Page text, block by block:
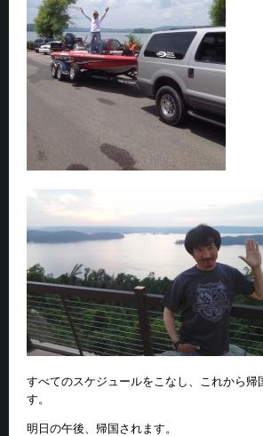
すべてのスケジュールをこなし、これから帰
す。
明日の午後、帰国されます。